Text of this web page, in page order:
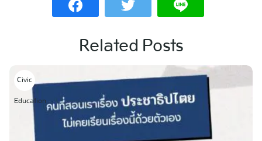
Related Posts
Civic
Education